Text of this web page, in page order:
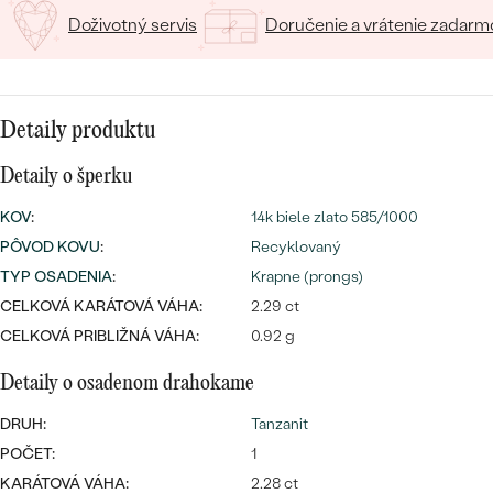
Najpredávanejšie
svadobné
obrúčky
PREZRIEŤ
DRAHOKAM
PODĽA MATERIÁLU
ZLATO
STRIEBRO
S DRAHOKAMAMI
S LAB GROWN DIAMANTMI
S PERLAMI
PERSONALIZOVANÉ
SYMBOLICKÉ
MINIMALISTICKÉ
PODĽA PRÍLEŽITOSTI
PODĽA FARBY
CENOVO DOSTUPNÉ
LUXUSNÉ
LUXUSNÉ
Doživotný servis Doručenie a vrátenie
Detaily produktu
Detaily o šperku
KOV:
14k biele zlato 585/1000
PÔVOD KOVU:
Recyklovaný
TYP OSADENIA:
Krapne (prongs)
CELKOVÁ KARÁTOVÁ VÁHA:
2.29 ct
CELKOVÁ PRIBLIŽNÁ VÁHA:
0.92 g
Detaily o osadenom drahokame
DRUH:
Tanzanit
POČET:
1
KARÁTOVÁ VÁHA:
2.28 ct